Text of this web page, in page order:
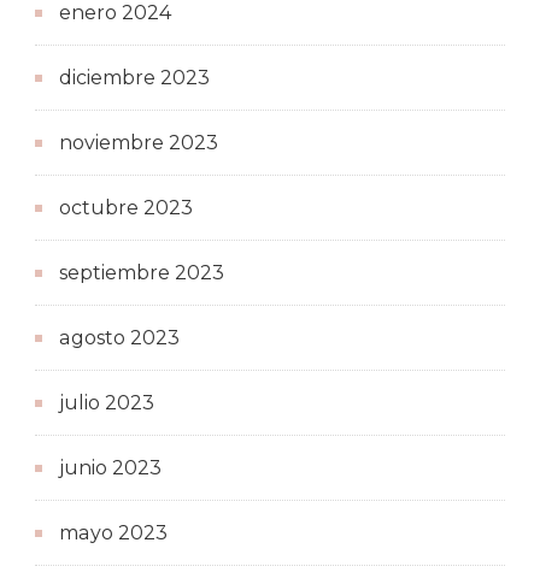
enero 2024
diciembre 2023
noviembre 2023
octubre 2023
septiembre 2023
agosto 2023
julio 2023
junio 2023
mayo 2023